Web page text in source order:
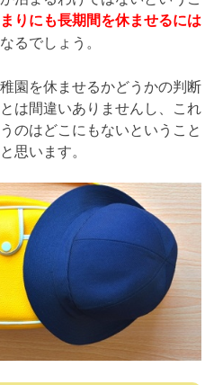
りにも長期間を休ませるには
るでしょう。
園を休ませるかどうかの判断
は間違いありませんし、これ
のはどこにもないということ
思います。